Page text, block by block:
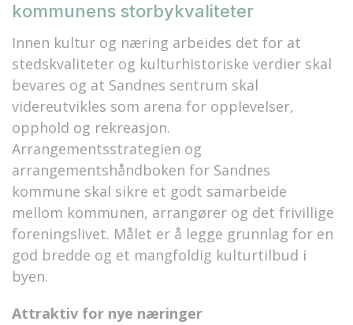
kommunens storbykvaliteter
Innen kultur og næring arbeides det for at
stedskvaliteter og kulturhistoriske verdier skal
bevares og at Sandnes sentrum skal
videreutvikles som arena for opplevelser,
opphold og rekreasjon.
Arrangementsstrategien og
arrangementshåndboken for Sandnes
kommune skal sikre et godt samarbeide
mellom kommunen, arrangører og det frivillige
foreningslivet. Målet er å legge grunnlag for en
god bredde og et mangfoldig kulturtilbud i
byen.
Attraktiv for nye næringer